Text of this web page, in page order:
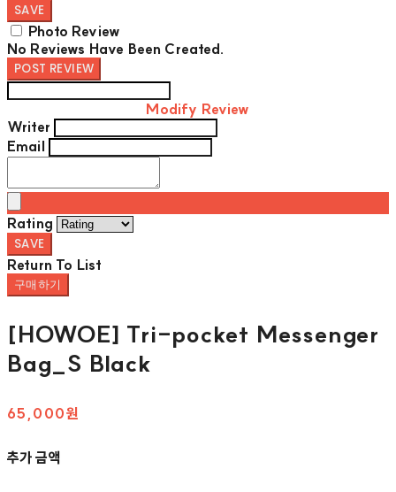
SAVE
Photo Review
No Reviews Have Been Created.
POST REVIEW
Modify Review
Writer
Email
Rating
SAVE
Return To List
구매하기
[HOWOE] Tri-pocket Messenger
Bag_S Black
65,000원
추가 금액